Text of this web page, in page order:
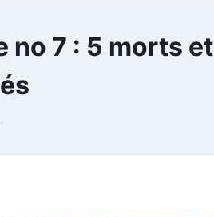
no 7 : 5 morts et